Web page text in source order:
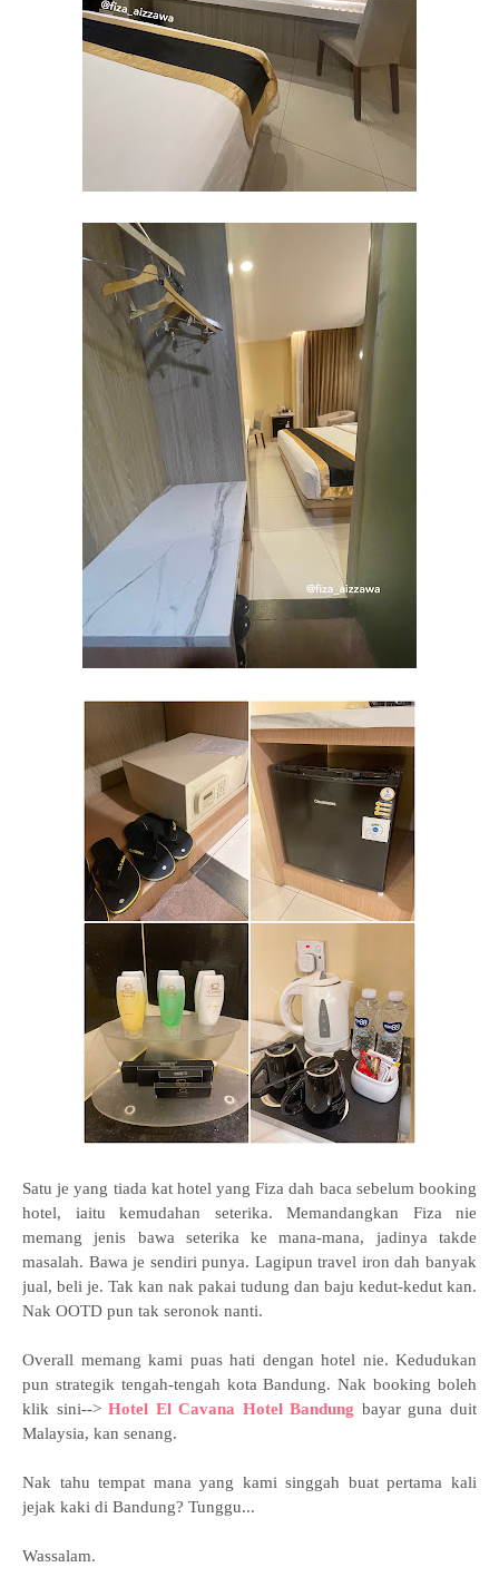
Satu je yang tiada kat hotel yang Fiza dah baca sebelum booking
hotel, iaitu kemudahan seterika. Memandangkan Fiza nie
memang jenis bawa seterika ke mana-mana, jadinya takde
masalah. Bawa je sendiri punya. Lagipun travel iron dah banyak
jual, beli je. Tak kan nak pakai tudung dan baju kedut-kedut kan.
Nak OOTD pun tak seronok nanti.
Overall memang kami puas hati dengan hotel nie. Kedudukan
pun strategik tengah-tengah kota Bandung. Nak booking boleh
klik sini-->Hotel El Cavana Hotel Bandung bayar guna duit
Malaysia, kan senang.
Nak tahu tempat mana yang kami singgah buat pertama kali
jejak kaki di Bandung? Tunggu...
Wassalam.